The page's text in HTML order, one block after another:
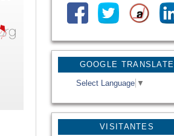
GOOGLE TRANSLATE
Select Language ▼
VISITANTES